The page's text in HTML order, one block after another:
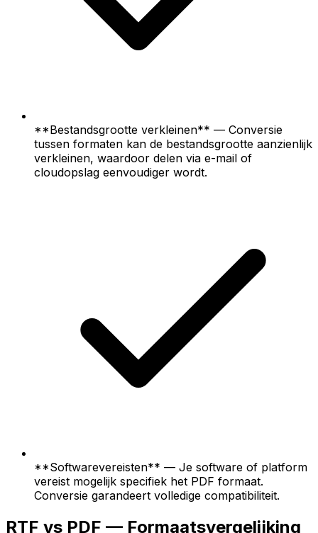
**Bestandsgrootte verkleinen** — Conversie
tussen formaten kan de bestandsgrootte aanzienlijk
verkleinen, waardoor delen via e-mail of
cloudopslag eenvoudiger wordt.
**Softwarevereisten** — Je software of platform
vereist mogelijk specifiek het PDF formaat.
Conversie garandeert volledige compatibiliteit.
RTF vs PDF — Formaatsvergelijking